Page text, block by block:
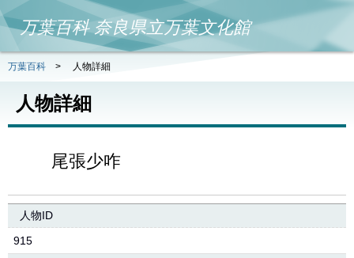
万葉百科 奈良県立万葉文化館
万葉百科 > 人物詳細
人物詳細
尾張少咋
人物ID
915